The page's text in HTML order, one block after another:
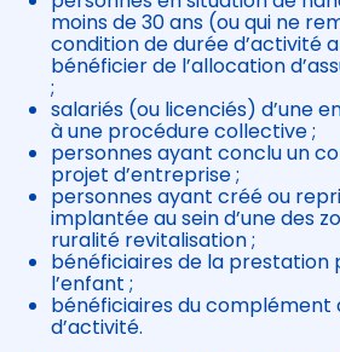
moins de 30 ans (ou qui ne
condition de durée d’activité
bénéficier de l’allocation
;
salariés (ou licenciés) d’une
à une procédure collective ;
personnes ayant conclu un
projet d’entreprise ;
personnes ayant créé ou
implantée au sein d’une des
ruralité revitalisation ;
bénéficiaires de la prestation
l’enfant ;
bénéficiaires du complément
d’activité.